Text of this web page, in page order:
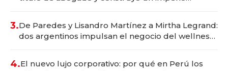
3.De Paredes y Lisandro Martínez a Mirtha Legrand:
dos argentinos impulsan el negocio del wellness
4.El nuevo lujo corporativo: por qué en Perú los